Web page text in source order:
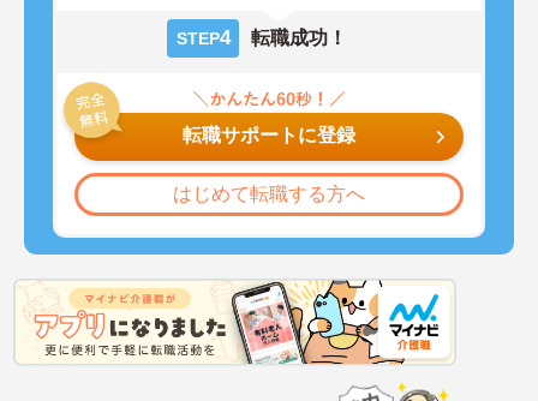
STEP4 転職成功！
転職サポートに登録
はじめて転職する方へ